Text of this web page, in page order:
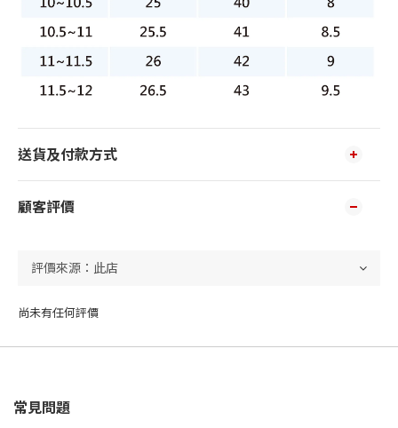
送貨及付款方式
顧客評價
尚未有任何評價
常見問題